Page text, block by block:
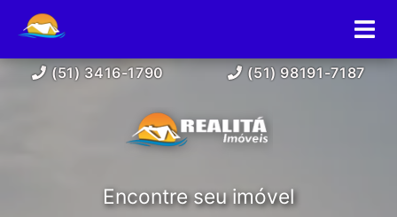
(51) 3416-1790 (51) 98191-7187
Encontre seu imóvel